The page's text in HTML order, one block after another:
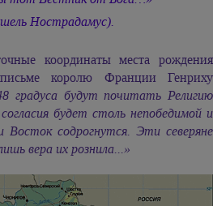
Нострадамус).
координаты места рождения
королю Франции Генриху
градуса будут почитать Религию
будет столь непобедимой и
содрогнутся. Эти северяне
вера их рознила...»